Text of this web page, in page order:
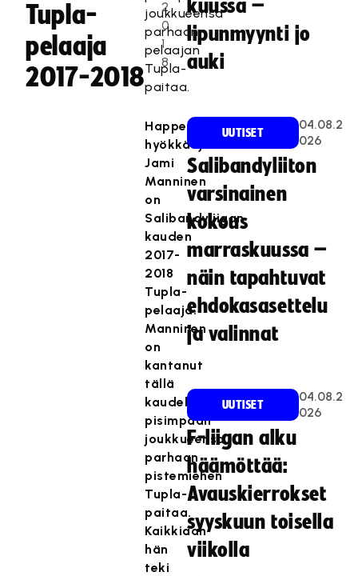
Tupla-
pelaaja
2017-2018
2
0
1
8
joukkueensa
parhaan
pelaajan
Tupla-
paitaa.
Happeen
hyökkääjä
Jami
Manninen
on
Salibandyliigan
kauden
2017-
2018
Tupla-
pelaaja.
Manninen
on
kantanut
tällä
kaudella
pisimpään
joukkueensa
parhaan
pistemiehen
Tupla-
paitaa.
Kaikkiaan
hän
teki
kuussa –
lipunmyynti jo
auki
UUTISET
04.08.2
026
Salibandyliiton
varsinainen
kokous
marraskuussa –
näin tapahtuvat
ehdokasasettelu
ja valinnat
UUTISET
04.08.2
026
F-liigan alku
häämöttää:
Avauskierrokset
syyskuun toisella
viikolla